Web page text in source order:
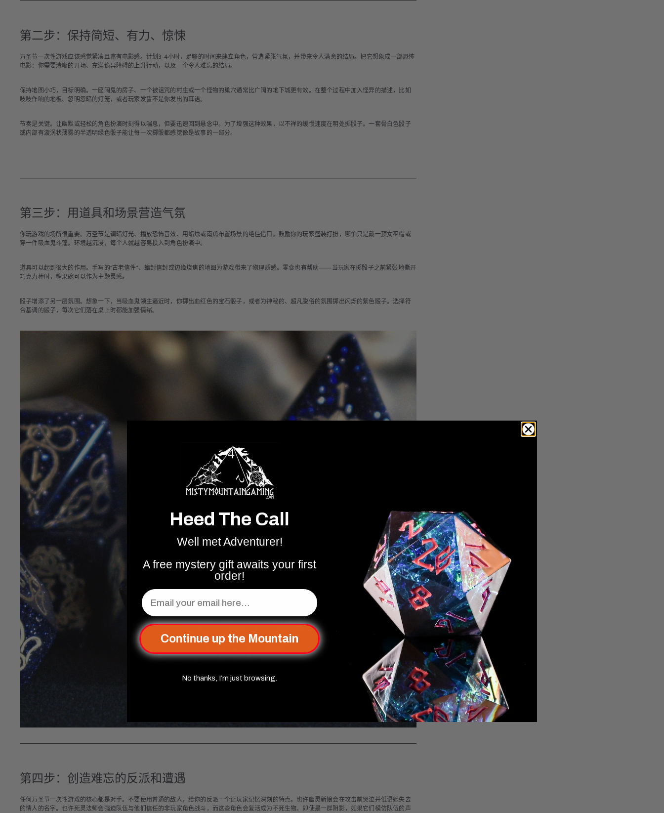
第二步：保持简短、有力、惊悚
万圣节一次性游戏应该感觉紧凑且富有电影感。计划3-4小时，足够的时间来建立角色，营造紧张气氛，并带来令人满意的结局。把它想象成一部恐怖
电影：你需要清晰的开场、充满诡异障碍的上升行动，以及一个令人难忘的结局。
保持地图小巧，目标明确。一座闹鬼的房子、一个被诅咒的村庄或一个怪物的巢穴通常比广阔的地下城更有效。在整个过程中加入怪异的描述，比如
吱吱作响的地板、忽明忽暗的灯笼，或者玩家发誓不是你发出的耳语。
节奏是关键。让幽默或轻松的角色扮演时刻得以喘息，但要迅速回到悬念中。为了增强这种效果，以不祥的缓慢速度在明处掷骰子。一套骨白色骰子
或内部有漩涡状薄雾的半透明绿色骰子能让每一次掷骰都感觉像是故事的一部分。
第三步：用道具和场景营造气氛
你玩游戏的场所很重要。万圣节是调暗灯光、播放恐怖音效、用蜡烛或南瓜布置场景的绝佳借口。鼓励你的玩家盛装打扮，哪怕只是戴一顶女巫帽或
穿一件吸血鬼斗篷。环境越沉浸，每个人就越容易投入到角色扮演中。
道具可以起到很大的作用。手写的“古老信件”、蜡封信封或边缘烧焦的地图为游戏带来了物理质感。零食也有帮助——当玩家在掷骰子之前紧张地撕开
巧克力棒时，糖果碗可以作为主题灵感。
骰子增添了另一层氛围。想象一下，当吸血鬼领主逼近时，你掷出血红色的宝石骰子，或者为神秘的、超凡脱俗的氛围掷出闪烁的紫色骰子。选择符
合基调的骰子，每次它们落在桌上时都能加强情绪。
第四步：创造难忘的反派和遭遇
任何万圣节一次性游戏的核心都是对手。不要使用普通的敌人，给你的反派一个让玩家记忆深刻的特点。也许幽灵新娘会在攻击前哭泣并低语她失去
的情人的名字。也许死灵法师会强迫队伍与他们信任的非玩家角色战斗，而这些角色会复活成为不死生物。即使是一群阴影，如果它们模仿队伍的声
Heed The Call
Well met Adventurer!
A free mystery gift awaits your first
order!
Email
Continue up the Mountain
No thanks, I’m just browsing.